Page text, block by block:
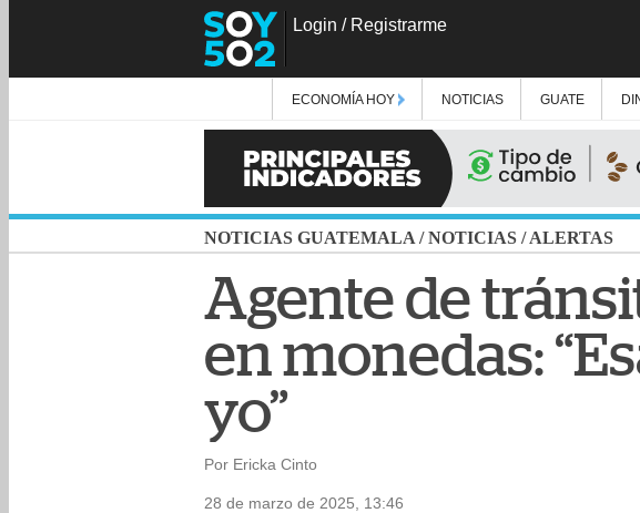
Login / Registrarme
ECONOMÍA HOY NOTICIAS GUATE
NOTICIAS GUATEMALA /NOTICIAS /ALERTAS
Agente de
en monedas:
yo”
Por Ericka Cinto
28 de marzo de 2025, 13:46